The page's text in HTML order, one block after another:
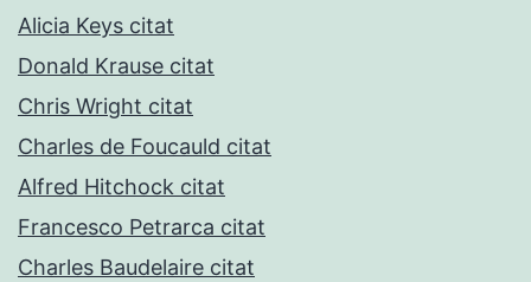
Alicia Keys citat
Donald Krause citat
Chris Wright citat
Charles de Foucauld citat
Alfred Hitchock citat
Francesco Petrarca citat
Charles Baudelaire citat